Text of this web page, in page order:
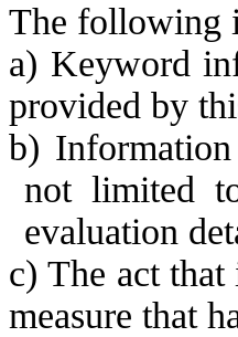
The following
a) Keyword
provided by
b) Information
not limited
evaluation
c) The act that
measure that